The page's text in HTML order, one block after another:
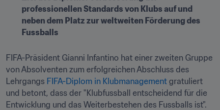
professionellen Standards von Klubs auf und
neben dem Platz zur weltweiten Förderung des
Fussballs
FIFA-Präsident Gianni Infantino hat einer zweiten Gruppe
von Absolventen zum erfolgreichen Abschluss des
Lehrgangs FIFA-Diplom in Klubmanagement gratuliert
und betont, dass der "Klubfussball entscheidend für die
Entwicklung und das Weiterbestehen des Fussballs ist".